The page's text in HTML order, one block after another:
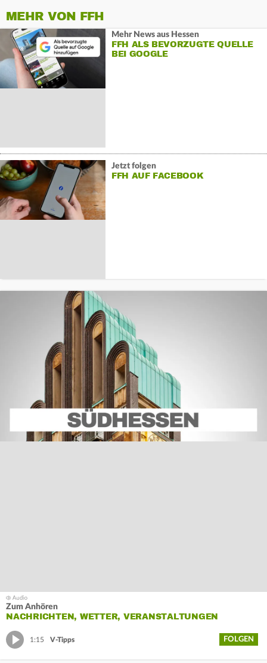
MEHR VON FFH
Mehr News aus Hessen
FFH ALS BEVORZUGTE QUELLE
BEI GOOGLE
Jetzt folgen
FFH AUF FACEBOOK
Zum Anhören
NACHRICHTEN, WETTER, VERANSTALTUNGEN
1:15 V-Tipps FOLGEN